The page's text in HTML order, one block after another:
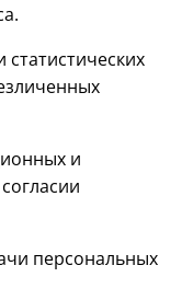
и
персональных